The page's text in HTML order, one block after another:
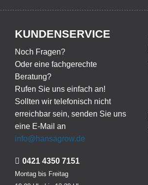
KUNDENSERVICE
Noch Fragen?
Oder eine fachgerechte
Beratung?
Rufen Sie uns einfach an!
Sollten wir telefonisch nicht
erreichbar sein, senden Sie uns
eine E-Mail an
info@hansagrow.de
0421 4350 7151
Montag bis Freitag